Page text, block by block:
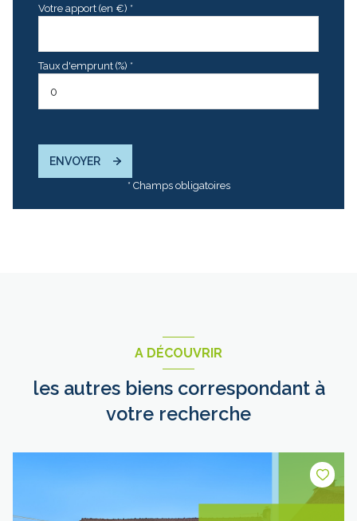
Votre apport (en €) *
Taux d'emprunt (%) *
ENVOYER
* Champs obligatoires
A DÉCOUVRIR
les autres biens correspondant à
votre recherche